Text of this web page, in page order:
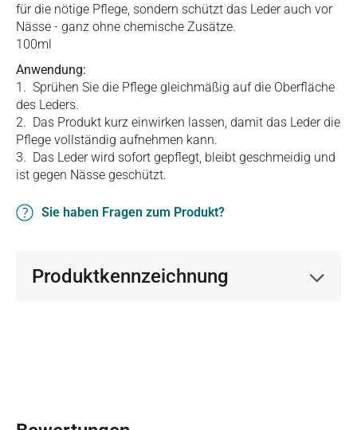
für die nötige Pflege, sondern schützt das Leder auch vor
Nässe - ganz ohne chemische Zusätze.
100ml
Anwendung:
1. Sprühen Sie die Pflege gleichmäßig auf die Oberfläche
des Leders.
2. Das Produkt kurz einwirken lassen, damit das Leder die
Pflege vollständig aufnehmen kann.
3. Das Leder wird sofort gepflegt, bleibt geschmeidig und
ist gegen Nässe geschützt.
Sie haben Fragen zum Produkt?
Produktkennzeichnung